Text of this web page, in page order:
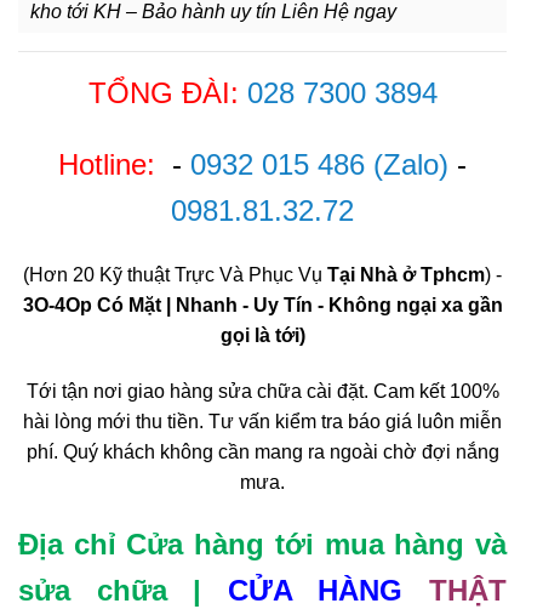
kho tới KH – Bảo hành uy tín Liên Hệ ngay
TỔNG ĐÀI: 028 7300 3894
Hotline: - 0932 015 486 (Zalo) -
0981.81.32.72
(Hơn 20 Kỹ thuật Trực Và Phục Vụ Tại Nhà ở Tphcm) -
3O-4Op Có Mặt | Nhanh - Uy Tín - Không ngại xa gần
gọi là tới)
Tới tận nơi giao hàng sửa chữa cài đặt. Cam kết 100%
hài lòng mới thu tiền. Tư vấn kiểm tra báo giá luôn miễn
phí. Quý khách không cần mang ra ngoài chờ đợi nắng
mưa.
Địa chỉ Cửa hàng tới mua hàng và
sửa chữa | CỬA HÀNG
THẬT